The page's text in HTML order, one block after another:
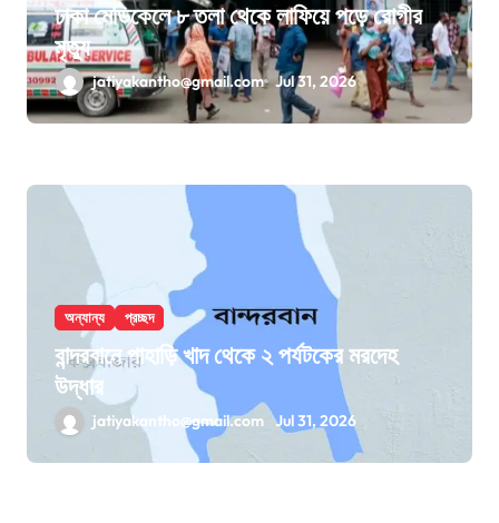
ঢাকা মেডিকেলে ৮ তলা থেকে লাফিয়ে পড়ে রোগীর
মৃত্যু
jatiyakantho@gmail.com Jul 31, 2026
অন্যান্য প্রচ্ছদ
বান্দরবানে পাহাড়ি খাদ থেকে ২ পর্যটকের মরদেহ
উদ্ধার
jatiyakantho@gmail.com Jul 31, 2026